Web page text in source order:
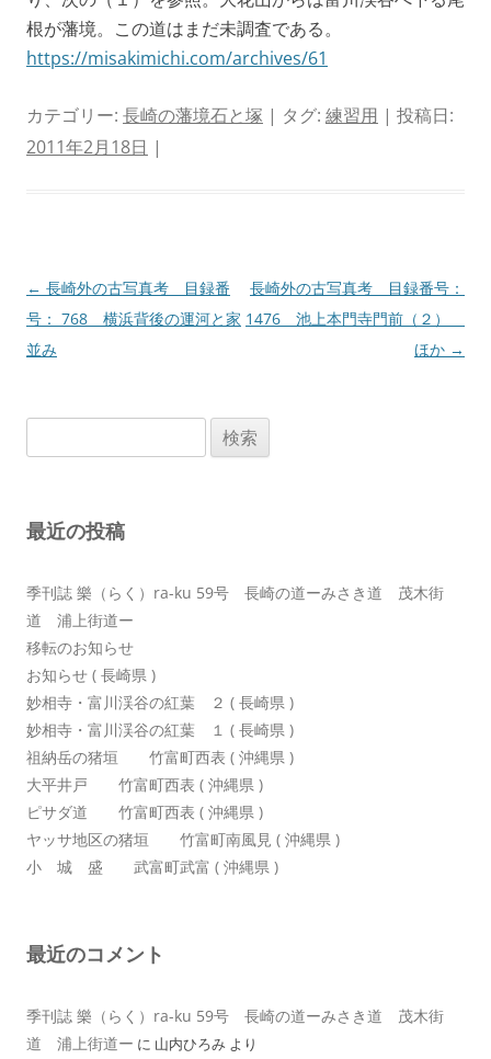
根が藩境。この道はまだ未調査である。
https://misakimichi.com/archives/61
カテゴリー: 長崎の藩境石と塚 | タグ: 練習用 | 投稿日:
2011年2月18日 |
投
稿
ナ
ン
← 長崎外の古写真考 目録番
号： 768 横浜背後の運河と家
並み
長崎外の古写真考 目録番号：
1476 池上本門寺門前（２）
ほか →
索:
最近の投稿
季刊誌 樂（らく）ra-ku 59号 長崎の道ーみさき道 茂木街
道 浦上街道ー
移転のお知らせ
お知らせ ( 長崎県 )
妙相寺・富川渓谷の紅葉 ２ ( 長崎県 )
妙相寺・富川渓谷の紅葉 １ ( 長崎県 )
祖納岳の猪垣 竹富町西表 ( 沖縄県 )
大平井戸 竹富町西表 ( 沖縄県 )
ピサダ道 竹富町西表 ( 沖縄県 )
ヤッサ地区の猪垣 竹富町南風見 ( 沖縄県 )
小 城 盛 武富町武富 ( 沖縄県 )
最近のコメント
季刊誌 樂（らく）ra-ku 59号 長崎の道ーみさき道 茂木街
道 浦上街道ー に 山内ひろみ より